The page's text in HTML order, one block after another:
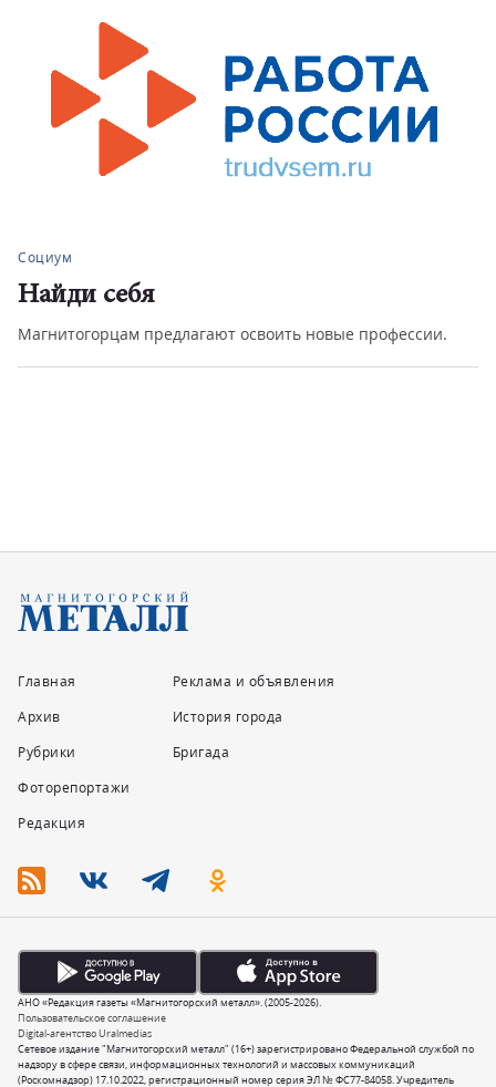
Социум
Найди себя
Магнитогорцам предлагают освоить новые профессии.
Главная
Архив
Рубрики
Фоторепортажи
Редакция
Реклама и объявления
История города
Бригада
Сетевое издание "Магнитогорский металл" (16+) зарегистрировано Федеральной службой по
надзору в сфере связи, информационных технологий и массовых коммуникаций
(Роскомнадзор) 17.10.2022, регистрационный номер серия ЭЛ № ФС77-84058. Учредитель
Пользовательское соглашение
Digital-агентство Uralmedias
АНО «Редакция газеты «Магнитогорский металл». (2005-2026).